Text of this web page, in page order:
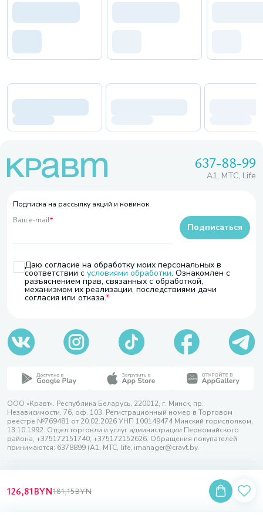
126,81BYN181,15BYN
637-88-99
A1, МТС, Life
Подписка на рассылку акций и новинок
Ваш e-mail*
Даю согласие на обработку моих персональных в
соответствии с условиями обработки. Ознакомлен с
разъяснением прав, связанных с обработкой,
механизмом их реализации, последствиями дачи
согласия или отказа.
Подписаться
ООО «Кравт». Республика Беларусь, 220012, г. Минск, пр.
Независимости, 76, оф. 103. Регистрационный номер в Торговом
реестре №769481 от 20.02.2026 УНП 100149474 Минский горисполком,
13.10.1992. Отдел торговли и услуг администрации Первомайского
района, +375172151740; +375172152626. Обращения покупателей
принимаются: 6378899 (А1, МТС, life, imanager@cravt.by.
Разработка сайта — SLAM
Выбор настроек Cookie